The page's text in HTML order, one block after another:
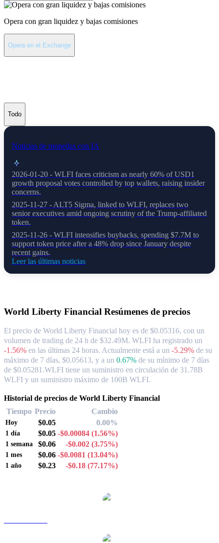
Opera con gran liquidez y bajas comisiones
Opera en el Exchange
Todo
Noticias de monedas con IA
2026-01-20 - WLFI faces criticism as nearly 60% of USD1
growth proposal votes controlled by top wallets, raising insider
concerns.
2025-11-27 - ALT5 Sigma, linked to WLFI, replaces two
senior executives amid ongoing scrutiny of the Trump-affiliated
token.
2025-11-26 - WLFI intensifies buybacks, spending $7.7M to
support token price after a 48% drop since January despite
recent gains.
Leer las últimas noticias
World Liberty Financial Resúmenes de precios
El precio de World Liberty Financial hoy es de $0.05316, con un
volumen de trading de 24 h de $32.49M. WLFI ha registrado un
-1.56% en las últimas 24 horas. Actualmente está a un -5.29% de su
máximo de 7 días, $0.05613, y a un 0.67% de su mínimo de 7 días
de $0.05281.WLFI tiene un suministro en circulación de 31.78B
WLFI y un suministro máximo de 100B WLFI.
Historial de precios de World Liberty Financial
Tiempo Precio Cambio
Hoy $0.05 0.00%
1 día $0.05 -$0.00084 (1.56%)
1 semana $0.06 -$0.002 (3.75%)
1 mes $0.06 -$0.0081 (13.04%)
1 año $0.23 -$0.18 (77.17%)